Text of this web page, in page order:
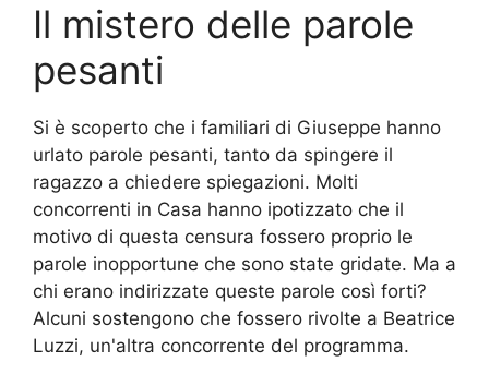
Il mistero delle parole
pesanti
Si è scoperto che i familiari di Giuseppe hanno
urlato parole pesanti, tanto da spingere il
ragazzo a chiedere spiegazioni. Molti
concorrenti in Casa hanno ipotizzato che il
motivo di questa censura fossero proprio le
parole inopportune che sono state gridate. Ma a
chi erano indirizzate queste parole così forti?
Alcuni sostengono che fossero rivolte a Beatrice
Luzzi, un'altra concorrente del programma.